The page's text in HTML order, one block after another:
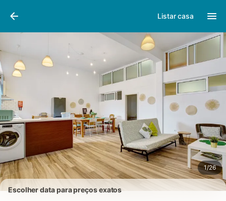
Listar casa
1/26
Fotos
Escolher data para preços exatos